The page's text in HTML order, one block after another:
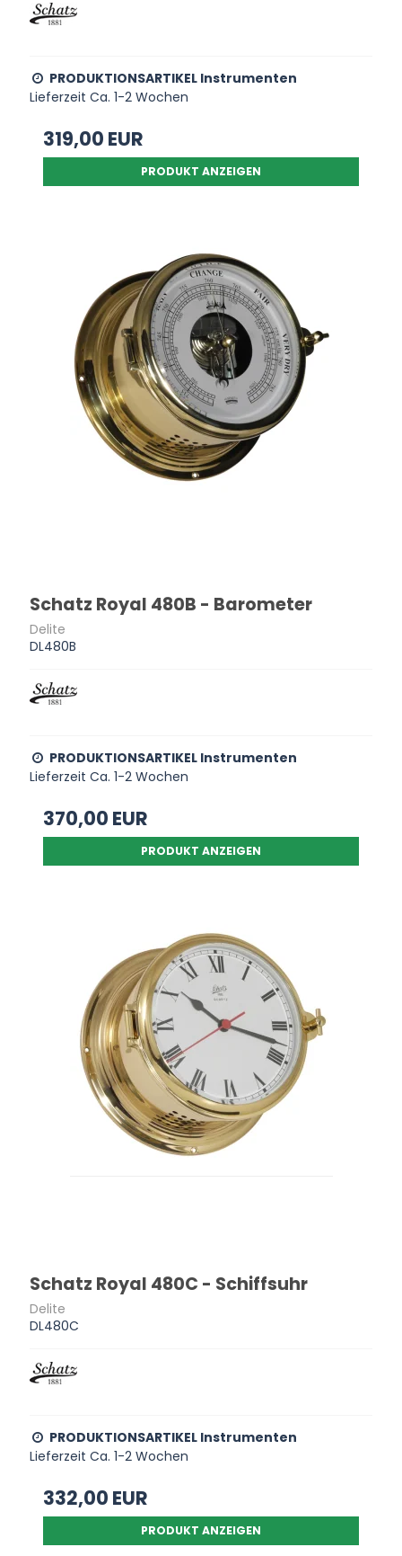
PRODUKTIONSARTIKEL Instrumenten
Lieferzeit Ca. 1-2 Wochen
319,00 EUR
PRODUKT ANZEIGEN
Schatz Royal 480B - Barometer
Delite
DL480B
PRODUKTIONSARTIKEL Instrumenten
Lieferzeit Ca. 1-2 Wochen
370,00 EUR
PRODUKT ANZEIGEN
Schatz Royal 480C - Schiffsuhr
Delite
DL480C
PRODUKTIONSARTIKEL Instrumenten
Lieferzeit Ca. 1-2 Wochen
332,00 EUR
PRODUKT ANZEIGEN